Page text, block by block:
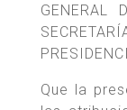
GENERAL
Que la